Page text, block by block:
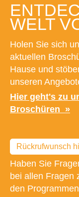
WELT
Holen Sie sich
aktuellen
Hause und
unseren
Hier geht's zu
Broschüren
Rückrufwunsch
Haben Sie
bei allen Fragen
den